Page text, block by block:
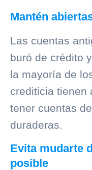
Mantén
Las cuentas
buró de crédito
la mayoría de
crediticia tienen
tener cuentas
duraderas.
Evita mudarte
posible